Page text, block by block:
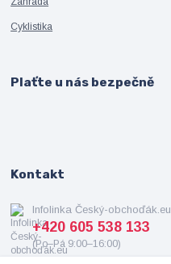
Cyklistika
Plaťte u nás bezpečně
Kontakt
Infolinka Český-obchoďák.eu
+420 605 538 133
(Po–Pá 9:00–16:00)